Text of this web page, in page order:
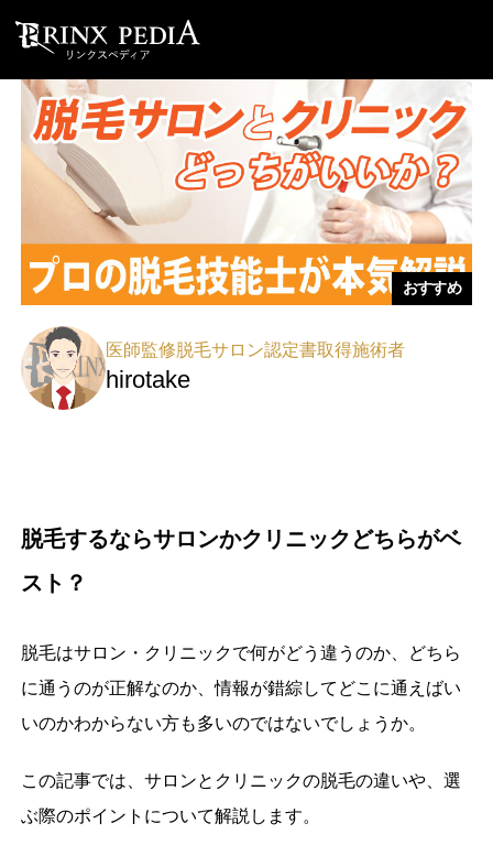
おすすめ
医師監修脱毛サロン認定書取得施術者
hirotake
脱毛するならサロンかクリニックどちらがベ
スト？
脱毛はサロン・クリニックで何がどう違うのか、どちら
に通うのが正解なのか、情報が錯綜してどこに通えばい
いのかわからない方も多いのではないでしょうか。
この記事では、サロンとクリニックの脱毛の違いや、選
ぶ際のポイントについて解説します。